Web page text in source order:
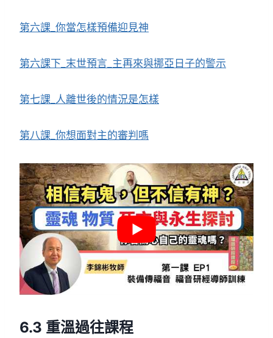
第六課_你當怎樣預備迎見神
第六課下_末世預言_主再來與挪亞日子的警示
第七課_人離世後的情況是怎樣
第八課_你想面對主的審判嗎
6.3 重溫過往課程